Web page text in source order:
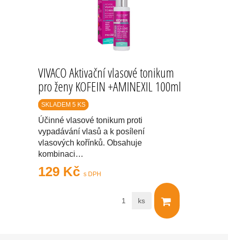
VIVACO Aktivační vlasové tonikum
pro ženy KOFEIN +AMINEXIL 100ml
SKLADEM 5 KS
Účinné vlasové tonikum proti
vypadávání vlasů a k posílení
vlasových kořínků. Obsahuje
kombinaci…
129 Kč s DPH
ks